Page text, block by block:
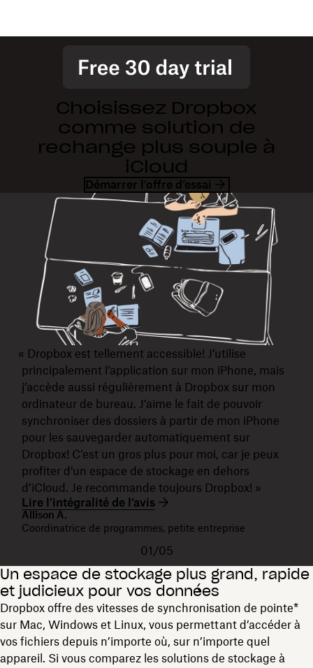
Choisissez Dropbox
comme solution de
rechange plus souple à
iCloud
Démarrer l’offre d’essai
« Dropbox est tellement accessible! J’utilise
principalement l’application sur mon iPhone, mais
j’accède aussi régulièrement à Dropbox sur mon
ordinateur de bureau. J’aime le fait de pouvoir
synchroniser des dossiers à partir de mon iPhone
pour les sauvegarder automatiquement sur
Dropbox! C’est un gros plus pour moi, car je peux
profiter d’un espace de stockage en dehors
d’iCloud. Je recommande toujours Dropbox! »
Lire l’intégralité de l’avis
Allison A.
Coordinatrice de programmes, petite entreprise
01/05
Un espace de stockage plus grand, rapide
et judicieux pour vos données
Dropbox offre des vitesses de synchronisation de pointe*
sur Mac, Windows et Linux, vous permettant d’accéder à
vos fichiers depuis n’importe où, sur n’importe quel
appareil. Si vous comparez les solutions de stockage à